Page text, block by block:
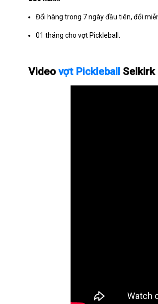
Đổi hàng trong 7 ngày đầu tiên, đổi
01 tháng cho vợt Pickleball.
Videovợt Pickleball Selkirk